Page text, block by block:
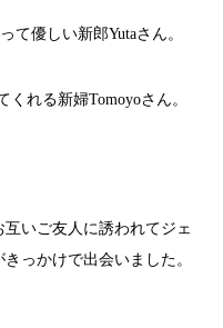
て優しい新郎Yutaさん。
くれる新婦Tomoyoさん。
いご友人に誘われてジェ
っかけで出会いました。